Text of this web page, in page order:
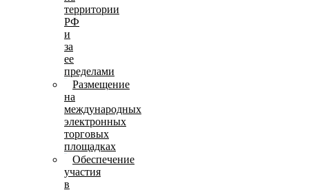
территории
РФ
и
за
ее
пределами
Размещение
на
международных
электронных
торговых
площадках
Обеспечение
участия
в